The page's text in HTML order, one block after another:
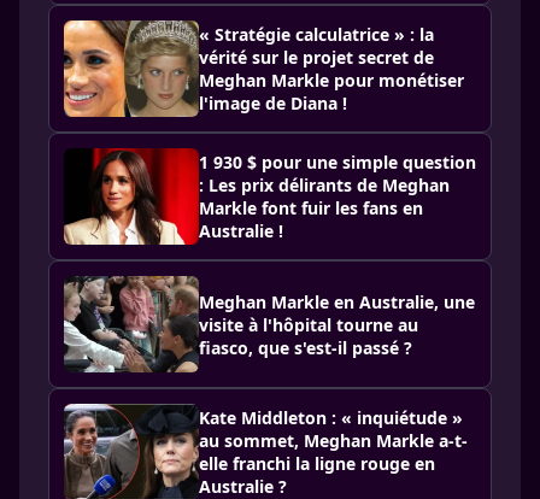
« Stratégie calculatrice » : la
vérité sur le projet secret de
Meghan Markle pour monétiser
l'image de Diana !
1 930 $ pour une simple question
: Les prix délirants de Meghan
Markle font fuir les fans en
Australie !
Meghan Markle en Australie, une
visite à l'hôpital tourne au
fiasco, que s'est-il passé ?
Kate Middleton : « inquiétude »
au sommet, Meghan Markle a-t-
elle franchi la ligne rouge en
Australie ?